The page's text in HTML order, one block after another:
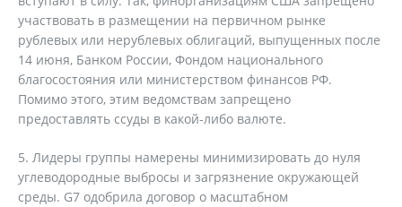
участвовать в размещении на первичном рынке
рублевых или нерублевых облигаций, выпущенных после
14 июня, Банком России, Фондом национального
благосостояния или министерством финансов РФ.
Помимо этого, этим ведомствам запрещено
предоставлять ссуды в какой-либо валюте.
5. Лидеры группы намерены минимизировать до нуля
углеводородные выбросы и загрязнение окружающей
среды. G7 одобрила договор о масштабном